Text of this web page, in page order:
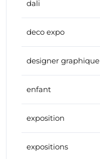
dali
deco expo
designer graphique
enfant
exposition
expositions